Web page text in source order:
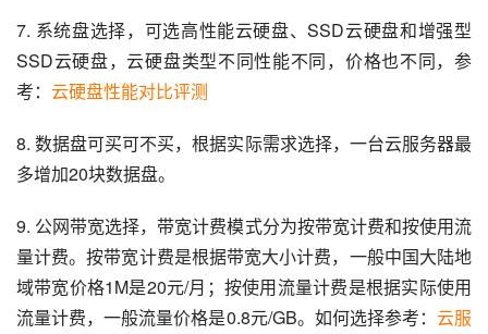
7. 系统盘选择，可选高性能云硬盘、SSD云硬盘和增强型
SSD云硬盘，云硬盘类型不同性能不同，价格也不同，参
考： 云硬盘性能对比评测
8. 数据盘可买可不买，根据实际需求选择，一台云服务器最
多增加20块数据盘。
9. 公网带宽选择，带宽计费模式分为按带宽计费和按使用流
量计费。按带宽计费是根据带宽大小计费，一般中国大陆地
域带宽价格1M是20元/月；按使用流量计费是根据实际使用
流量计费，一般流量价格是0.8元/GB。如何选择参考： 云服